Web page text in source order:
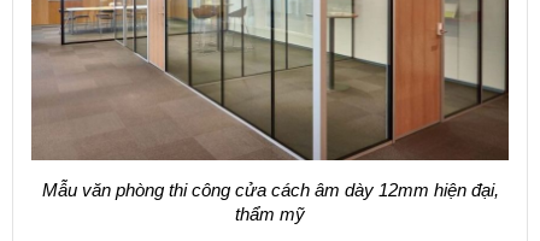
Mẫu văn phòng thi công cửa cách âm dày 12mm hiện đại,
thẩm mỹ